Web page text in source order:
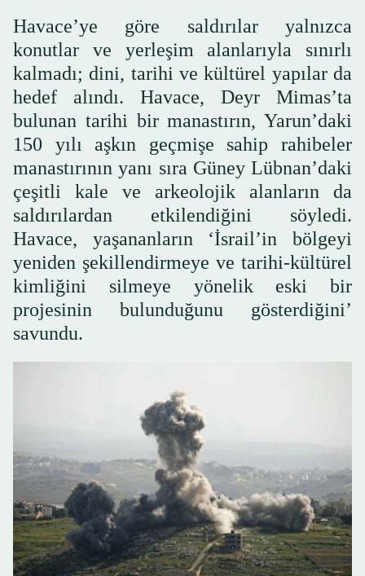
Havace’ye göre saldırılar yalnızca
konutlar ve yerleşim alanlarıyla sınırlı
kalmadı; dini, tarihi ve kültürel yapılar da
hedef alındı. Havace, Deyr Mimas’ta
bulunan tarihi bir manastırın, Yarun’daki
150 yılı aşkın geçmişe sahip rahibeler
manastırının yanı sıra Güney Lübnan’daki
çeşitli kale ve arkeolojik alanların da
saldırılardan etkilendiğini söyledi.
Havace, yaşananların ‘İsrail’in bölgeyi
yeniden şekillendirmeye ve tarihi-kültürel
kimliğini silmeye yönelik eski bir
projesinin bulunduğunu gösterdiğini’
savundu.